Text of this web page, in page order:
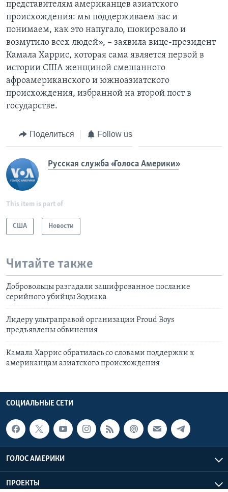
представителям американцев азиатского
происхождения: мы поддерживаем вас и
понимаем, как это напугало, шокировало и
возмутило всех людей», – заявила вице-президент
Камала Харрис, которая сама является первой в
истории США женщиной смешанного
афроамериканского и южноазиатского
происхождения, избранной на второй пост в
государстве.
Поделиться Follow us
Русская служба «Голоса Америки»
This item is part of
США Новости
Читайте также
Добровольцы разгадали зашифрованное послание
серийного убийцы Зодиака
Лидеру ультраправой организации Proud Boys
предъявлены обвинения
Камала Харрис обратилась со словами поддержки к
американцам азиатского происхождения
СОЦИАЛЬНЫЕ СЕТИ
ГОЛОС АМЕРИКИ
ПРОЕКТЫ